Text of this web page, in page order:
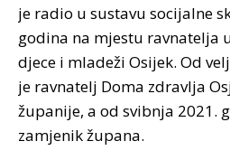
je radio u sustavu socijalne
godina na mjestu ravnatelja
djece i mladeži Osijek. Od
je ravnatelj Doma zdravlja
županije, a od svibnja 2021.
zamjenik župana.